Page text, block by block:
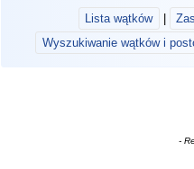
Lista wątków
Wyszukiwanie wątków i
-